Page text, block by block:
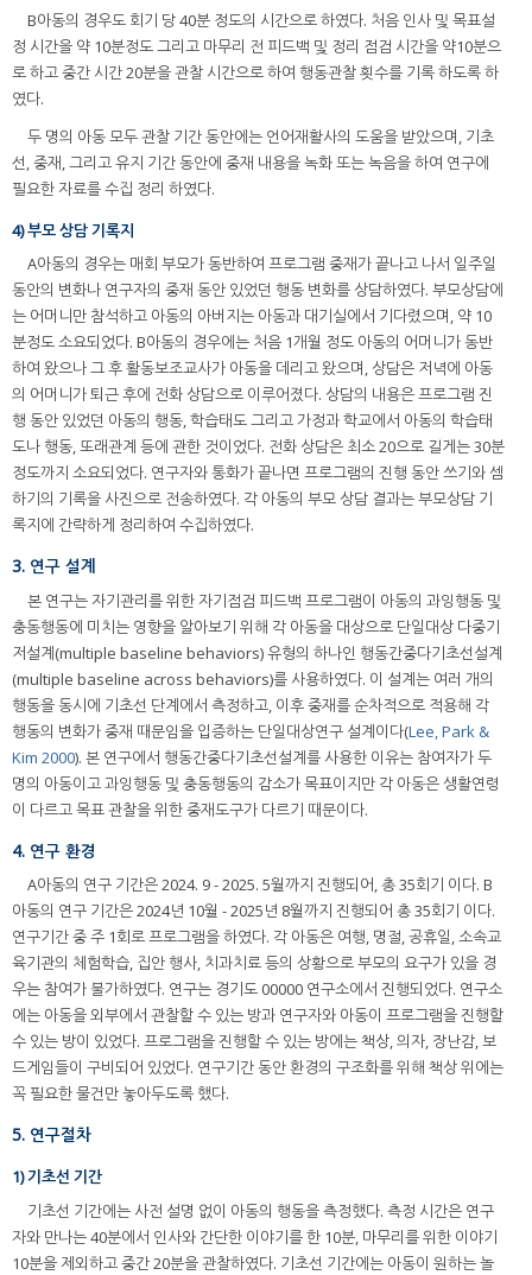
B아동의 경우도 회기 당 40분 정도의 시간으로 하였다. 처음 인사 및 목표설
정 시간을 약 10분정도 그리고 마무리 전 피드백 및 정리 점검 시간을 약10분으
로 하고 중간 시간 20분을 관찰 시간으로 하여 행동관찰 횟수를 기록 하도록 하
였다.
두 명의 아동 모두 관찰 기간 동안에는 언어재활사의 도움을 받았으며, 기초
선, 중재, 그리고 유지 기간 동안에 중재 내용을 녹화 또는 녹음을 하여 연구에
필요한 자료를 수집 정리 하였다.
4) 부모 상담 기록지
A아동의 경우는 매회 부모가 동반하여 프로그램 중재가 끝나고 나서 일주일
동안의 변화나 연구자의 중재 동안 있었던 행동 변화를 상담하였다. 부모상담에
는 어머니만 참석하고 아동의 아버지는 아동과 대기실에서 기다렸으며, 약 10
분정도 소요되었다. B아동의 경우에는 처음 1개월 정도 아동의 어머니가 동반
하여 왔으나 그 후 활동보조교사가 아동을 데리고 왔으며, 상담은 저녁에 아동
의 어머니가 퇴근 후에 전화 상담으로 이루어졌다. 상담의 내용은 프로그램 진
행 동안 있었던 아동의 행동, 학습태도 그리고 가정과 학교에서 아동의 학습태
도나 행동, 또래관계 등에 관한 것이었다. 전화 상담은 최소 20으로 길게는 30분
정도까지 소요되었다. 연구자와 통화가 끝나면 프로그램의 진행 동안 쓰기와 셈
하기의 기록을 사진으로 전송하였다. 각 아동의 부모 상담 결과는 부모상담 기
록지에 간략하게 정리하여 수집하였다.
3. 연구 설계
본 연구는 자기관리를 위한 자기점검 피드백 프로그램이 아동의 과잉행동 및
충동행동에 미치는 영향을 알아보기 위해 각 아동을 대상으로 단일대상 다중기
저설계(multiple baseline behaviors) 유형의 하나인 행동간중다기초선설계
(multiple baseline across behaviors)를 사용하였다. 이 설계는 여러 개의
행동을 동시에 기초선 단계에서 측정하고, 이후 중재를 순차적으로 적용해 각
행동의 변화가 중재 때문임을 입증하는 단일대상연구 설계이다(Lee, Park &
Kim 2000). 본 연구에서 행동간중다기초선설계를 사용한 이유는 참여자가 두
명의 아동이고 과잉행동 및 충동행동의 감소가 목표이지만 각 아동은 생활연령
이 다르고 목표 관찰을 위한 중재도구가 다르기 때문이다.
4. 연구 환경
A아동의 연구 기간은 2024. 9 - 2025. 5월까지 진행되어, 총 35회기 이다. B
아동의 연구 기간은 2024년 10월 - 2025년 8월까지 진행되어 총 35회기 이다.
연구기간 중 주 1회로 프로그램을 하였다. 각 아동은 여행, 명절, 공휴일, 소속교
육기관의 체험학습, 집안 행사, 치과치료 등의 상황으로 부모의 요구가 있을 경
우는 참여가 불가하였다. 연구는 경기도 00000 연구소에서 진행되었다. 연구소
에는 아동을 외부에서 관찰할 수 있는 방과 연구자와 아동이 프로그램을 진행할
수 있는 방이 있었다. 프로그램을 진행할 수 있는 방에는 책상, 의자, 장난감, 보
드게임들이 구비되어 있었다. 연구기간 동안 환경의 구조화를 위해 책상 위에는
꼭 필요한 물건만 놓아두도록 했다.
5. 연구절차
1) 기초선 기간
기초선 기간에는 사전 설명 없이 아동의 행동을 측정했다. 측정 시간은 연구
자와 만나는 40분에서 인사와 간단한 이야기를 한 10분, 마무리를 위한 이야기
10분을 제외하고 중간 20분을 관찰하였다. 기초선 기간에는 아동이 원하는 놀